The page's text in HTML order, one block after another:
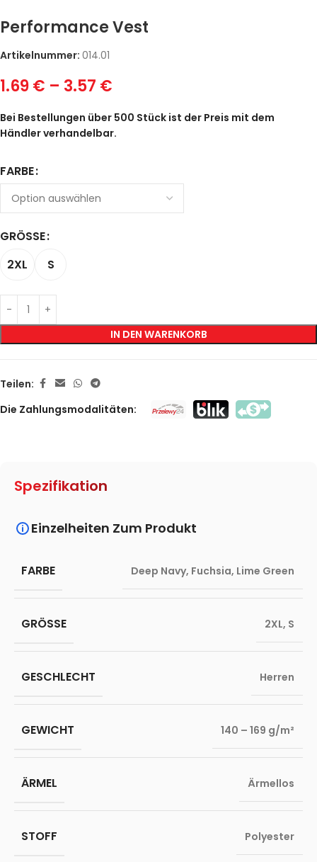
Performance Vest
Artikelnummer: 014.01
1.69€ – 3.57 €
Bei Bestellungen über 500 Stück ist der Preis mit dem
Händler verhandelbar.
FARBE
GRÖSSE
2XL
S
IN DEN WARENKORB
Teilen:
Die Zahlungsmodalitäten:
Spezifikation
Einzelheiten Zum Produkt
FARBE Deep Navy, Fuchsia, Lime Green
GRÖSSE 2XL, S
GESCHLECHT Herren
GEWICHT 140 – 169 g/m²
ÄRMEL Ärmellos
STOFF Polyester